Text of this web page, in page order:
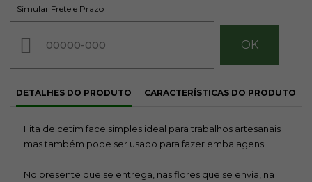
Simular Frete e Prazo
DETALHES DO PRODUTO CARACTERÍSTICAS DO PRODUTO
Fita de cetim face simples ideal para trabalhos artesanais
mas também pode ser usado para fazer embalagens.
No presente que se entrega, nas flores que se envia, na